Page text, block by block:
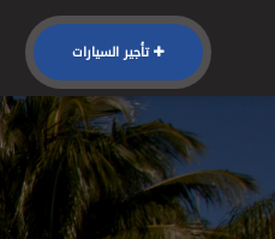
تأجير السيارات